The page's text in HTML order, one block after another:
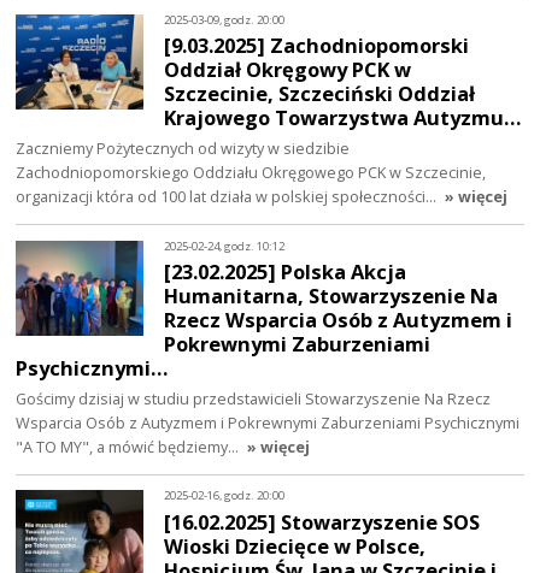
2025-03-09, godz. 20:00
[9.03.2025] Zachodniopomorski
Oddział Okręgowy PCK w
Szczecinie, Szczeciński Oddział
Krajowego Towarzystwa Autyzmu…
Zaczniemy Pożytecznych od wizyty w siedzibie
Zachodniopomorskiego Oddziału Okręgowego PCK w Szczecinie,
organizacji która od 100 lat działa w polskiej społeczności… » więcej
2025-02-24, godz. 10:12
[23.02.2025] Polska Akcja
Humanitarna, Stowarzyszenie Na
Rzecz Wsparcia Osób z Autyzmem i
Pokrewnymi Zaburzeniami
Psychicznymi…
Gościmy dzisiaj w studiu przedstawicieli Stowarzyszenie Na Rzecz
Wsparcia Osób z Autyzmem i Pokrewnymi Zaburzeniami Psychicznymi
"A TO MY", a mówić będziemy… » więcej
2025-02-16, godz. 20:00
[16.02.2025] Stowarzyszenie SOS
Wioski Dziecięce w Polsce,